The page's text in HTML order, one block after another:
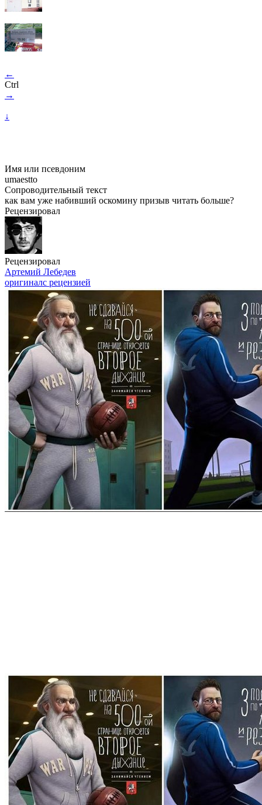
←
Ctrl
→
↓
Имя или псевдоним
umaestto
Сопроводительный текст
как вам уже набивший оскомину призыв читать больше?
Рецензировал
Рецензировал
Артемий Лебедев
оригиналс рецензией